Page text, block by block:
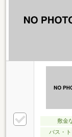
敷金
バス・ト